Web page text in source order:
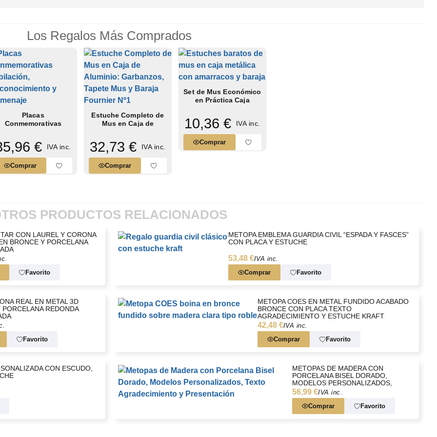
y disco de porcelana
una exposición elegante
taller según tus
rápida y cuidadosa
de 5 a 7 días hábiles,
el primer día, te
especial con un detalle
Los Regalos Más Comprados
Placas
Conmemorativas
Homenaje
€ IVA inc.
Comprar
Estuche Completo de
Mus en Caja de
32,73 € IVA inc.
Comprar
Set de Mus Económico
en Práctica Caja
10,36 € IVA inc.
Comprar
PRODUCTOS RELACIONADOS
CON LAUREL Y CORONA
BRONCE Y PORCELANA
Favorito
METOPA EMBLEMA GUARDIA CIVIL “ESPADA Y FASCES”
CON PLACA Y ESTUCHE
53,48 €IVA inc.
Comprar
Favorito
REAL EN METAL 3D
PORCELANA REDONDA
Favorito
METOPA COES EN METAL FUNDIDO ACABADO
BRONCE CON PLACA TEXTO
AGRADECIMIENTO Y ESTUCHE KRAFT
42,48 €IVA inc.
Comprar
Favorito
CON ESCUDO,
METOPAS DE MADERA CON
PORCELANA BISEL DORADO,
MODELOS PERSONALIZADOS,
TEXTO AGRADECIMIENTO Y
PRESENTACIÓN
56,99 €IVA inc.
Comprar
Favorito